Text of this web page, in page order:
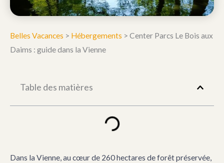
Belles Vacances > Hébergements > Center Parcs Le Bois aux
Daims : guide dans la Vienne
Table des matières
Dans la Vienne, au cœur de 260 hectares de forêt préservée,